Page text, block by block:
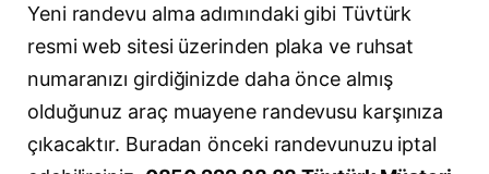
Yeni randevu alma adımındaki gibi Tüvtürk
resmi web sitesi üzerinden plaka ve ruhsat
numaranızı girdiğinizde daha önce almış
olduğunuz araç muayene randevusu karşınıza
çıkacaktır. Buradan önceki randevunuzu iptal